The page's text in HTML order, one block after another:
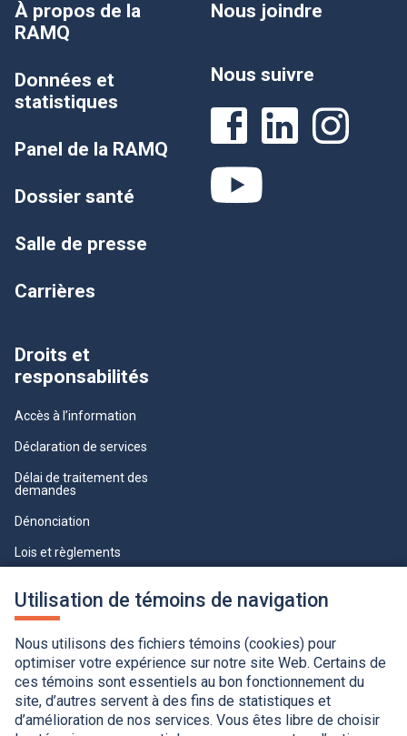
Utilisation de témoins de navigation
Nous utilisons des fichiers témoins (cookies) pour
optimiser votre expérience sur notre site Web. Certains de
ces témoins sont essentiels au bon fonctionnement du
site, d’autres servent à des fins de statistiques et
d’amélioration de nos services. Vous êtes libre de choisir
À propos de la
RAMQ
Données et
statistiques
Panel de la RAMQ
Dossier santé
Salle de presse
Carrières
Droits et
responsabilités
Accès à l’information
Déclaration de services
Délai de traitement des
demandes
Dénonciation
Lois et règlements
professionnelle
Nous joindre
Nous suivre